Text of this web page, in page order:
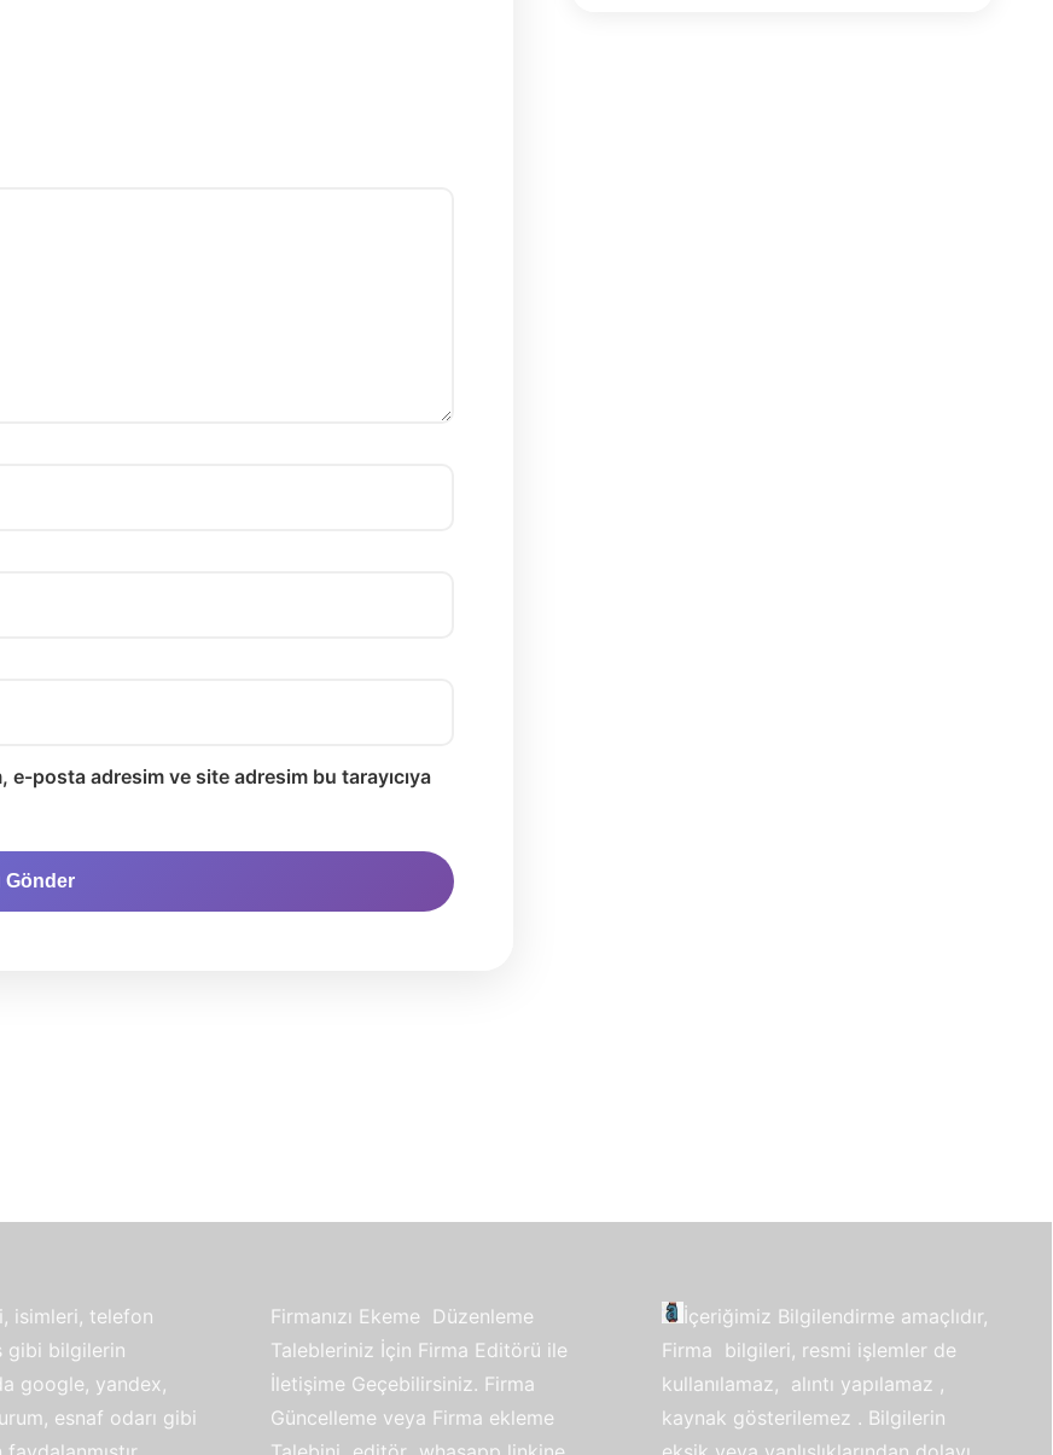
e-posta adresim ve site adresim bu tarayıcıya
isimleri, telefon
gibi bilgilerin
google, yandex,
esnaf odarı gibi
Firmanızı Ekeme Düzenleme
Talebleriniz İçin Firma Editörü ile
İletişime Geçebilirsiniz. Firma
Güncelleme veya Firma ekleme
İçeriğimiz Bilgilendirme amaçlıdır,
Firma bilgileri, resmi işlemler de
kullanılamaz, alıntı yapılamaz ,
kaynak gösterilemez . Bilgilerin